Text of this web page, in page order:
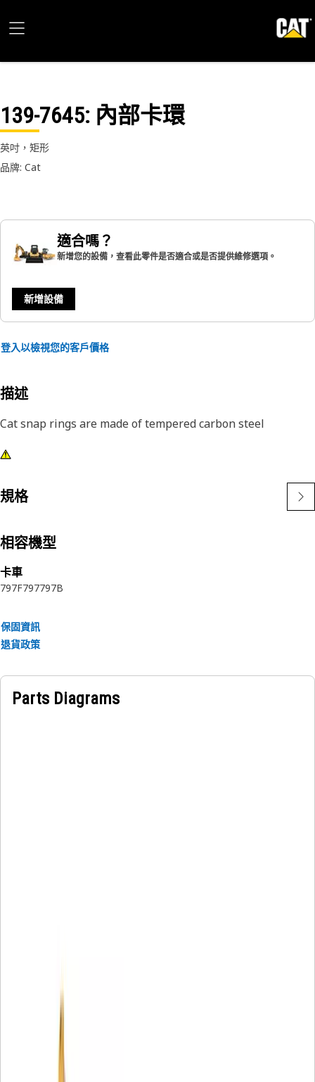
139-7645: 內部卡環
英吋，矩形
品牌: Cat
適合嗎？
新增您的設備，查看此零件是否適合或是否提供維修選項。
新增設備
登入以檢視您的客戶價格
描述
Cat snap rings are made of tempered carbon steel
規格
相容機型
卡車
797F797797B
保固資訊
退貨政策
Parts Diagrams